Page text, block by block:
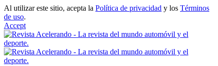
Al utilizar este sitio, acepta la Política de privacidad y los Términos
de uso.
Accept